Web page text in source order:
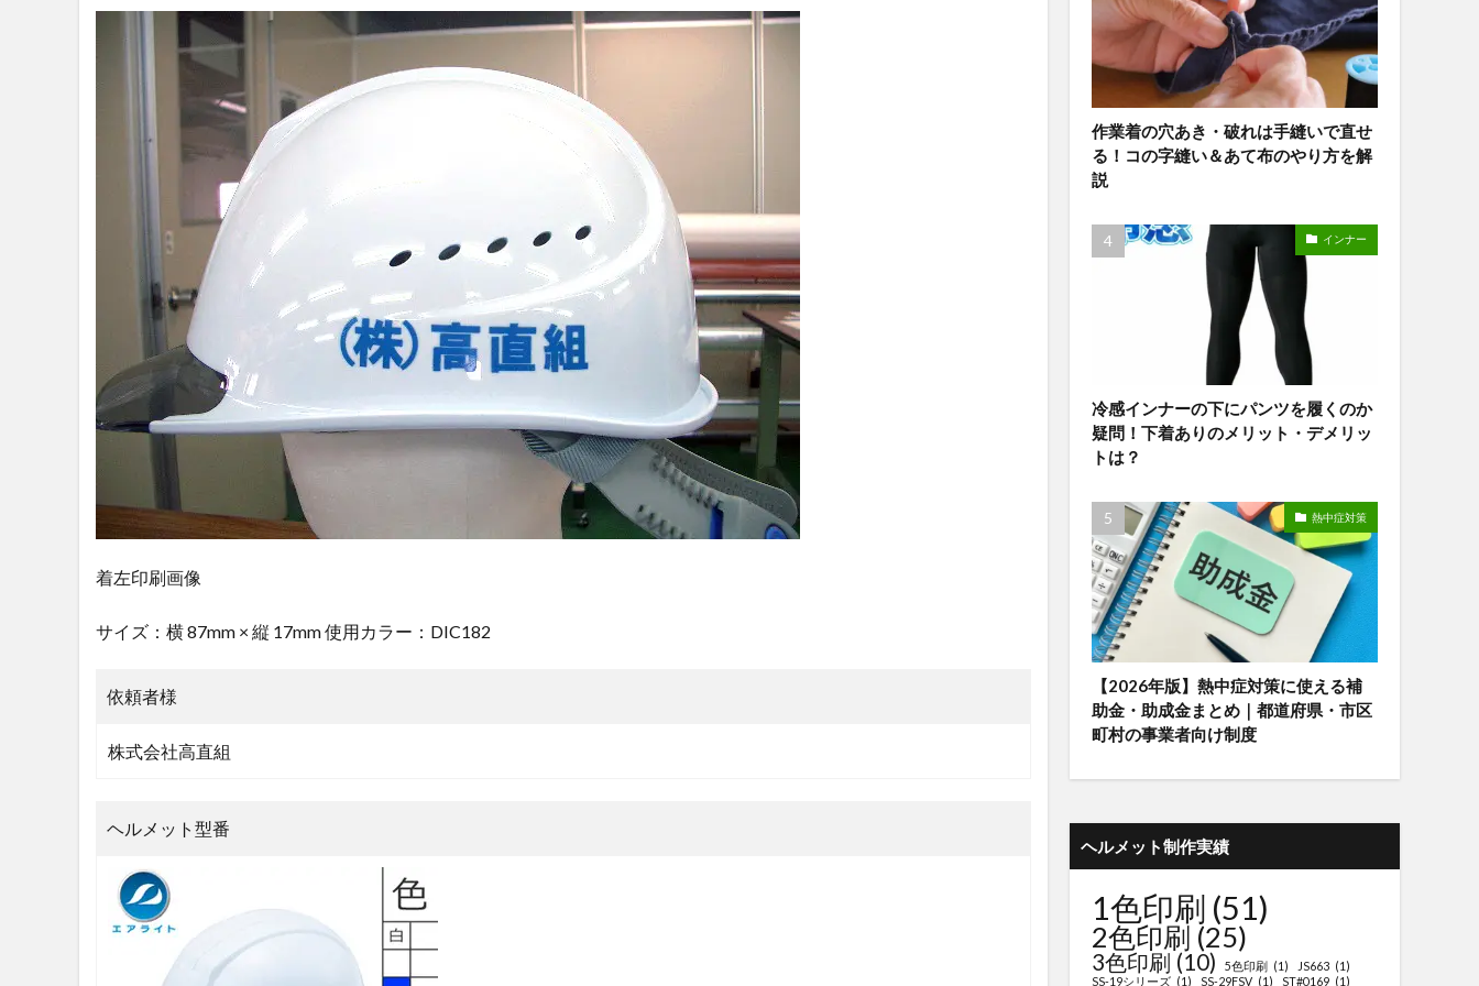
着左印刷画像
サイズ：横 87mm × 縦 17mm 使用カラー：DIC182
依頼者様
株式会社高直組
ヘルメット型番
作業着の穴あき・破れは手縫いで直せ
る！コの字縫い＆あて布のやり方を解
説
インナー
冷感インナーの下にパンツを履くのか
疑問！下着ありのメリット・デメリッ
トは？
熱中症対策
【2026年版】熱中症対策に使える補
助金・助成金まとめ｜都道府県・市区
町村の事業者向け制度
ヘルメット制作実績
1色印刷 (51)
2色印刷 (25)
3色印刷 (10) 5色印刷 (1) JS663 (1)
SS-19シリーズ (1) SS-29FSV (1) ST#0169 (1)